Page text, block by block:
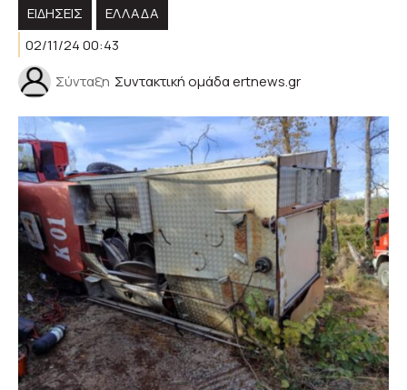
ΕΙΔΗΣΕΙΣ
ΕΛΛΑΔΑ
02/11/24 00:43
Σύνταξη Συντακτική ομάδα ertnews.gr